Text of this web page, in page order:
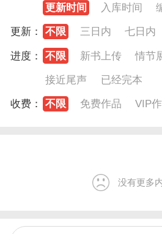
更新时间
入库时间
更新：
不限 三日内 七日内
进度：
不限 新书上传 情节
接近尾声
已经完本
收费：
不限 免费作品 VIP
没有更多